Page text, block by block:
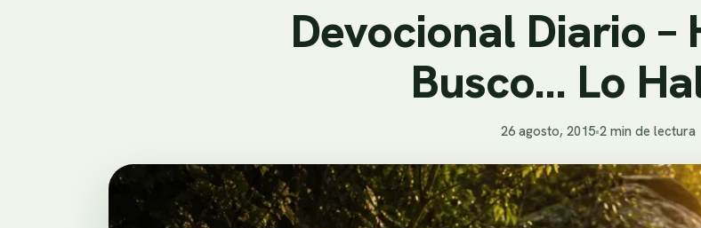
Devocional Diario –
Busco… Lo
26 agosto, 2015•2 min de lectura